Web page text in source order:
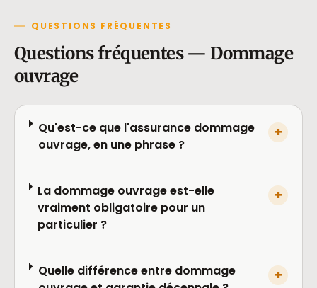
QUESTIONS FRÉQUENTES
Questions fréquentes — Dommage
ouvrage
Qu'est-ce que l'assurance dommage
ouvrage, en une phrase ?
+
La dommage ouvrage est-elle
vraiment obligatoire pour un
particulier ?
+
Quelle différence entre dommage
+